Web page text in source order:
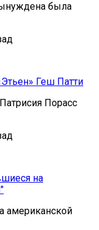
была
Геш Патти
Порасс
на
американской